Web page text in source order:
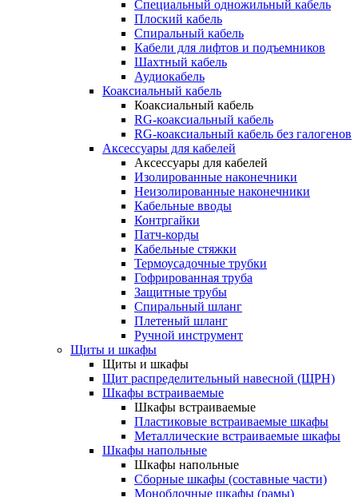
Специальный одножильный кабель
Плоский кабель
Спиральный кабель
Кабели для лифтов и подъемников
Шахтный кабель
Аудиокабель
Коаксиальный кабель
Коаксиальный кабель
RG-коаксиальный кабель
RG-коаксиальный кабель без галогенов
Аксессуары для кабелей
Аксессуары для кабелей
Изолированные наконечники
Неизолированные наконечники
Кабельные вводы
Контргайки
Патч-корды
Кабельные стяжки
Термоусадочные трубки
Гофрированная труба
Защитные трубы
Спиральный шланг
Плетеный шланг
Ручной инструмент
Щиты и шкафы
Щиты и шкафы
Щит распределительный навесной (ЩРН)
Шкафы встраиваемые
Шкафы встраиваемые
Пластиковые встраиваемые шкафы
Металлические встраиваемые шкафы
Шкафы напольные
Шкафы напольные
Сборные шкафы (составные части)
Моноблочные шкафы (рамы)